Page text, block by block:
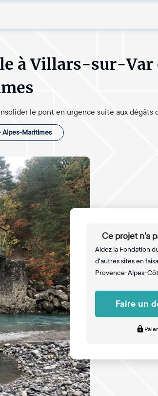
à Villars-sur-Var
le pont en urgence suite aux dégâts
Alpes-Maritimes
Ce projet n'a
Aidez la Fondation
d'autres sites en
Provence-Alpes-
Faire un